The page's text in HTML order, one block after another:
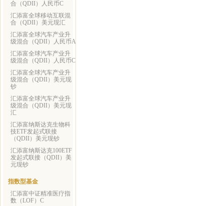
合（QDII）人民币C
汇添富全球移动互联混
合（QDII）美元现汇
汇添富全球汽车产业升
级混合（QDII）人民币A
汇添富全球汽车产业升
级混合（QDII）人民币C
汇添富全球汽车产业升
级混合（QDII）美元现
钞
汇添富全球汽车产业升
级混合（QDII）美元现
汇
汇添富纳斯达克生物科
技ETF发起式联接
（QDII）美元现钞
汇添富纳斯达克100ETF
发起式联接（QDII）美
元现钞
指数型基金
汇添富中证精准医疗指
数（LOF）C